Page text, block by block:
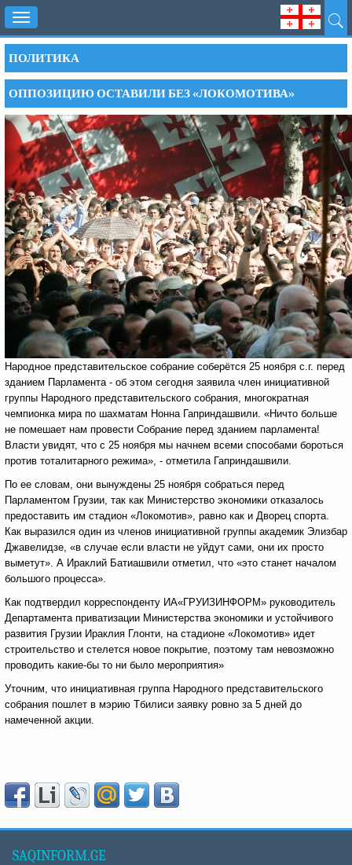
Toggle
navigation
ПОЛИТИКА
ОППОЗИЦИЮ ОСТАВИЛИ БЕЗ «ЛОКОМОТИВА»
Народное представительское собрание соберётся 25 ноября с.г. перед
зданием Парламента - об этом сегодня заявила член инициативной
группы Народного представительского собрания, многократная
чемпионка мира по шахматам Нонна Гаприндашвили. «Ничто больше
не помешает нам провести Собрание перед зданием парламента!
Власти увидят, что с 25 ноября мы начнем всеми способами бороться
против тоталитарного режима», - отметила Гаприндашвили.
По ее словам, они вынуждены 25 ноября собраться перед
Парламентом Грузии, так как Министерство экономики отказалось
предоставить им стадион «Локомотив», равно как и Дворец спорта.
Как выразился один из членов инициативной группы академик Элизбар
Джавелидзе, «в случае если власти не уйдут сами, они их просто
выметут». А Ираклий Батиашвили отметил, что «это станет началом
большого процесса».
Как подтвердил корреспонденту ИА«ГРУИЗИНФОРМ» руководитель
Департамента приватизации Министерства экономики и устойчивого
развития Грузии Ираклия Глонти, на стадионе «Локомотив» идет
строительство и стелется новое покрытие, поэтому там невозможно
проводить какие-бы то ни было мероприятия»
Уточним, что инициативная группа Народного представительского
собрания пошлет в мэрию Тбилиси заявку ровно за 5 дней до
намеченной акции.
SAQINFORM.GE